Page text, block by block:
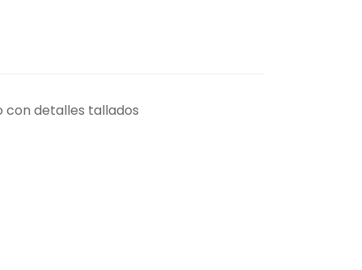
detalles tallados